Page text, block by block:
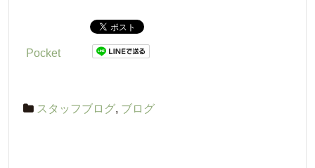
Pocket
スタッフブログ, ブログ